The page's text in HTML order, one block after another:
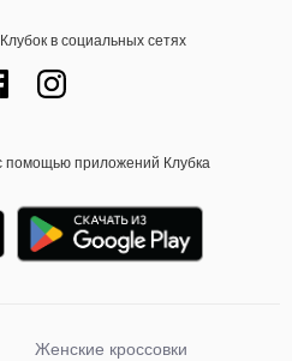
в социальных сетях
помощью приложений Клубка
Женские кроссовки